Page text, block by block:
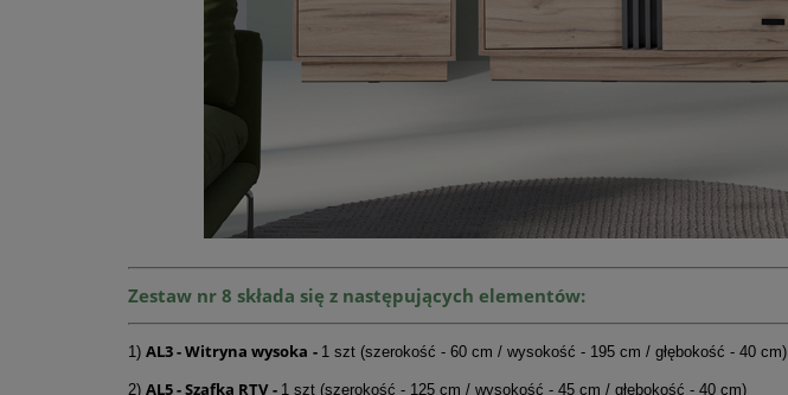
Zestaw nr 8 składa się z następujących elementów:
1) AL3 - Witryna wysoka - 1 szt (szerokość - 60 cm / wysokość - 195 cm / głębokość - 40 cm)
2) AL5 - Szafka RTV - 1 szt (szerokość - 125 cm / wysokość - 45 cm / głębokość - 40 cm)